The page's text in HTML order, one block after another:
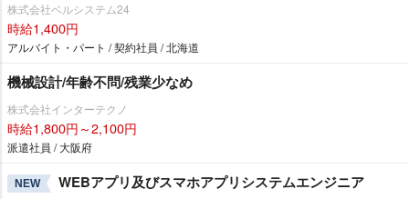
株式会社ベルシステム24
時給1,400円
アルバイト・パート / 契約社員 / 北海道
機械設計/年齢不問/残業少なめ
株式会社インターテクノ
時給1,800円～2,100円
派遣社員 / 大阪府
NEW WEBアプリ及びスマホアプリシステムエンジニア